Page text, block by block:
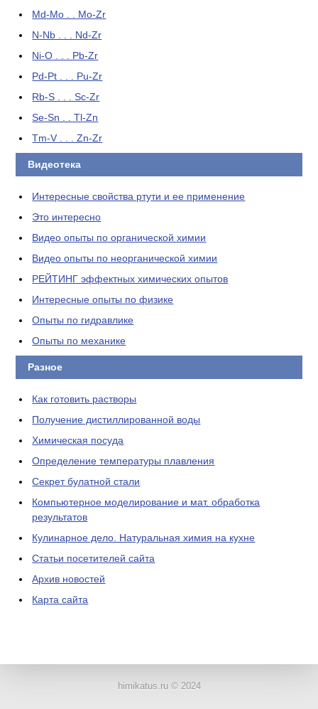
Md-Mo . . Mo-Zr
N-Nb . . . Nd-Zr
Ni-O . . . Pb-Zr
Pd-Pt . . . Pu-Zr
Rb-S . . . Sc-Zr
Se-Sn . . Tl-Zn
Tm-V . . . Zn-Zr
Видеотека
Интересные свойства ртути и ее применение
Это интересно
Видео опыты по органической химии
Видео опыты по неорганической химии
РЕЙТИНГ эффектных химических опытов
Интересные опыты по физике
Опыты по гидравлике
Опыты по механике
Разное
Как готовить растворы
Получение дистиллированной воды
Химическая посуда
Определение температуры плавления
Секрет булатной стали
Компьютерное моделирование и мат. обработка
результатов
Кулинарное дело. Натуральная химия на кухне
Статьи посетителей сайта
Архив новостей
Карта сайта
himikatus.ru © 2024